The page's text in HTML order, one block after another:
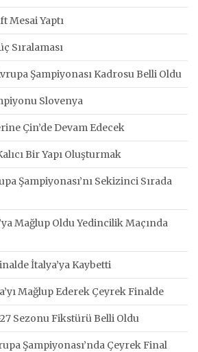
Mesai Yaptı
Sıralaması
Şampiyonası Kadrosu Belli Oldu
Slovenya
Çin’de Devam Edecek
Bir Yapı Oluşturmak
Şampiyonası’nı Sekizinci Sırada
Mağlup Oldu Yedincilik Maçında
İtalya’ya Kaybetti
Mağlup Ederek Çeyrek Finalde
Sezonu Fikstürü Belli Oldu
Şampiyonası’nda Çeyrek Final